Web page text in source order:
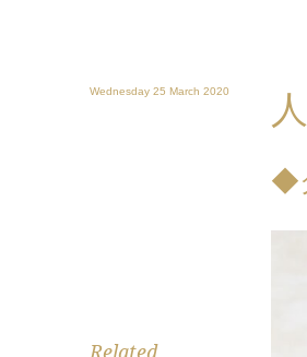
Wednesday 25 March 2020
Related
◆